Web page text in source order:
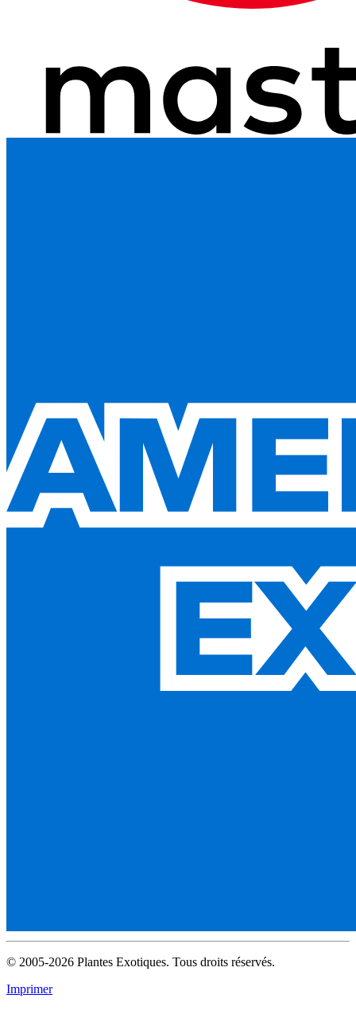
© 2005-2026 Plantes Exotiques. Tous droits réservés.
Imprimer